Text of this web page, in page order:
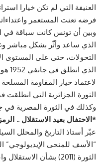
العنيفة التي لم تكن خيارا
فرضه تعنت المستعمر
وبين أن تونس كانت سباقة في
الذي ساعد وأثّر بشكل مباشر
التحولات، حتى على المستوى
لاعتماد خيار المقاومة
وكذلك في الثورة المصرية في
*الاحتفال بعيد الاستقلال ..
عبّر أستاذ التاريخ والمحلل
“الأسف للمنحى الإيديولوجي”
الثورة (2011) بشأن